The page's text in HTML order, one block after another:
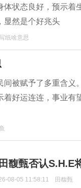
体状态良好，预示着
显然是个好兆头
纸啥意思
被赋予了多重含义
着好运连连，事业
田馥甄否认S.H.E
08-05 11:58:11 田馥甄